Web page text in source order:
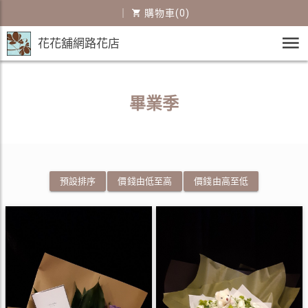
購物車(0)
花花舖網路花店
畢業季
預設排序 價錢由低至高 價錢由高至低